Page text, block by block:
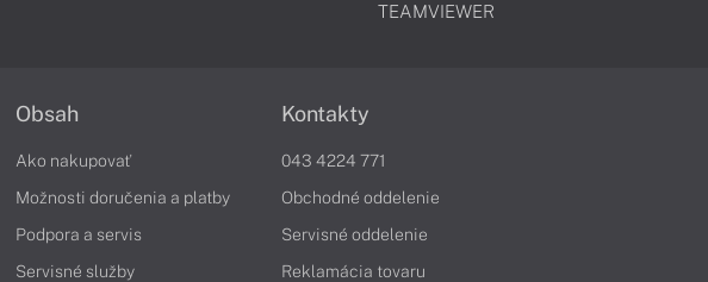
TEAMVIEWER
Obsah
Ako nakupovať
Možnosti doručenia a platby
Podpora a servis
Servisné služby
Kontakty
043 4224 771
Obchodné oddelenie
Servisné oddelenie
Reklamácia tovaru